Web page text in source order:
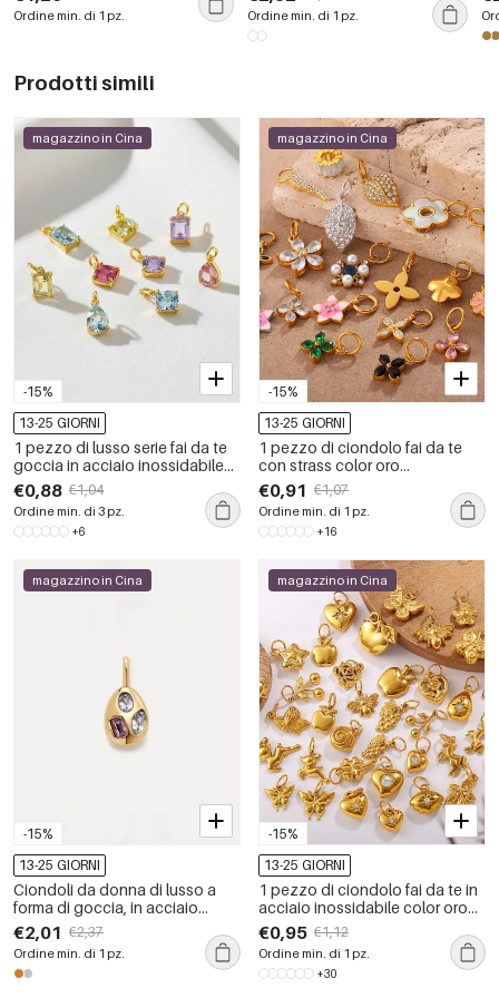
Ordine min. di 1 pz.
zirconi
Ordine min. di 1 pz.
Prodotti simili
-15%
magazzino in Cina
13-25 GIORNI
1 pezzo di lusso serie fai da te
goccia in acciaio inossidabile
impermeabile color oro ciondoli
da donna
€0,88 €1,04
Ordine min. di 3 pz.
+6
-15%
magazzino in Cina
13-25 GIORNI
1 pezzo di ciondolo fai da te
con strass color oro
impermeabile in acciaio
inossidabile a forma di fiore
€0,91 €1,07
Ordine min. di 1 pz.
+16
-15%
magazzino in Cina
13-25 GIORNI
Ciondoli da donna di lusso a
forma di goccia, in acciaio
inossidabile impermeabile color
oro, della serie fai-da-te.
€2,01 €2,37
Ordine min. di 1 pz.
-15%
magazzino in Cina
13-25 GIORNI
1 pezzo di ciondolo fai da te in
acciaio inossidabile color oro
impermeabile
€0,95 €1,12
Ordine min. di 1 pz.
+30